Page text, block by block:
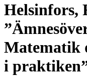
Helsinfors,
Matematik
i